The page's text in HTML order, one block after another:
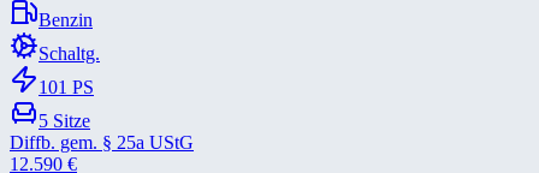
Benzin
Schaltg.
101 PS
5 Sitze
Diffb. gem. § 25a UStG
12.590 €